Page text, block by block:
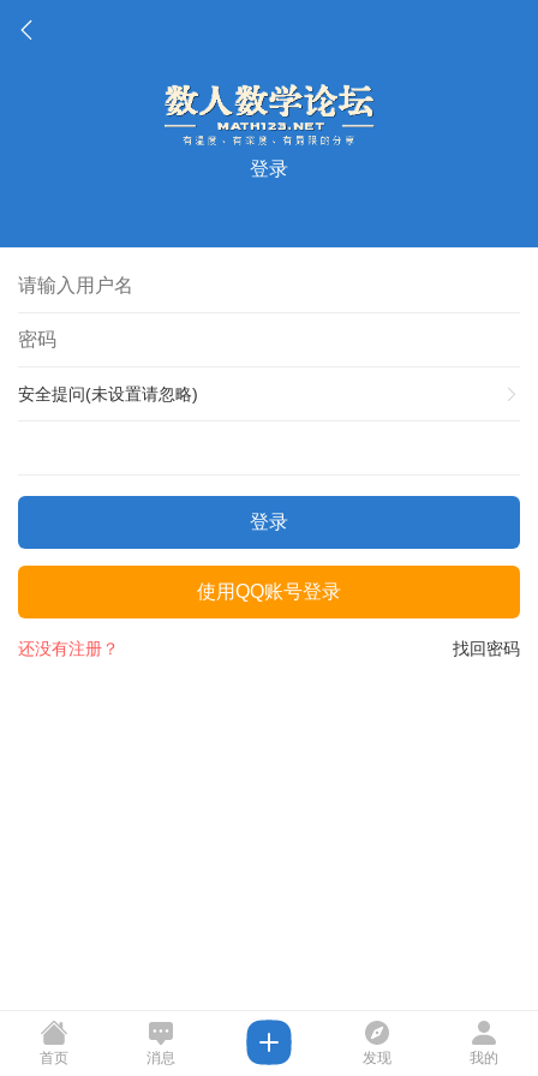
登录
安全提问(未设置请忽略)
登录
使用QQ账号登录
找回密码
还没有注册？
首页 消息 发现 我的